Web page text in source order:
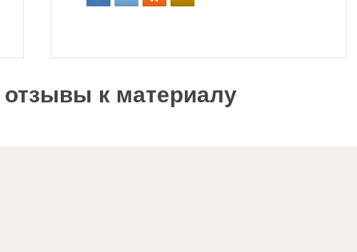
к материалу